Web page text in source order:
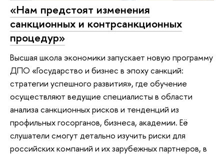
«Нам предстоят изменения
санкционных и контрсанкционных
процедур»
Высшая школа экономики запускает новую программу
ДПО «Государство и бизнес в эпоху санкций:
стратегии успешного развития», где обучение
осуществляют ведущие специалисты в области
анализа санкционных рисков и тенденций из
профильных госорганов, бизнеса, академии. Её
слушатели смогут детально изучить риски для
российских компаний и их зарубежных партнеров, в